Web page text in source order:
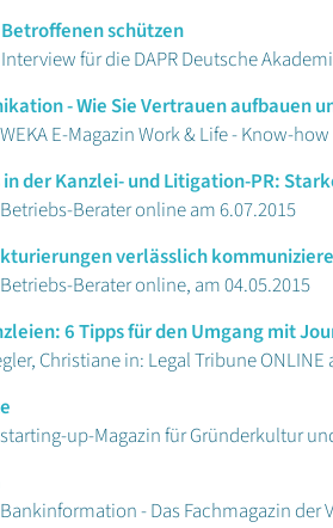
schützen
für die DAPR Deutsche
- Wie Sie Vertrauen aufbauen
E-Magazin Work & Life - Know-
der Kanzlei- und Litigation-PR:
Berater online am 6.07.2015
verlässlich
Berater online, am 04.05.2015
6 Tipps für den Umgang mit
Christiane in: Legal Tribune ONLINE
up-Magazin für Gründerkultur
- Das Fachmagazin